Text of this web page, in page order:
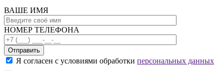
ВАШЕ ИМЯ
НОМЕР ТЕЛЕФОНА
Отправить
Я согласен с условиями обработки персональных данных